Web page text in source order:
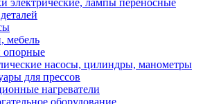
электрические, лампы переносные
мебель
опорные
насосы, цилиндры, манометры
для прессов
нагреватели
оборудование